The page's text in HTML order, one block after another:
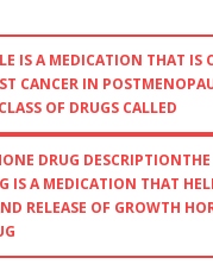
IS A MEDICATION THAT IS
CANCER IN
OF DRUGS CALLED
DRUG
IS A MEDICATION THAT
RELEASE OF GROWTH